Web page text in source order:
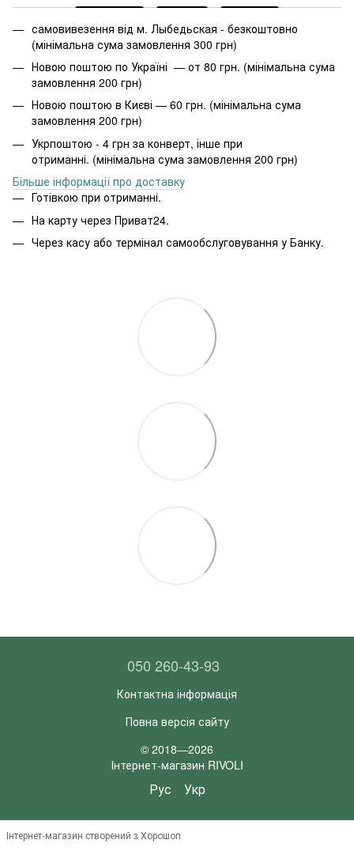
самовивезення від м. Лыбедьская - безкоштовно
(мінімальна сума замовлення 300 грн)
Новою поштою по Україні — от 80 грн. (мінімальна сума
замовлення 200 грн)
Новою поштою в Києві — 60 грн. (мінімальна сума
замовлення 200 грн)
Укрпоштою - 4 грн за конверт, інше при
отриманні. (мінімальна сума замовлення 200 грн)
Більше інформації про доставку
Готівкою при отриманні.
На карту через Приват24.
Через касу або термінал самообслуговування у Банку.
050 260-43-93
Контактна інформація
Повна версія сайту
© 2018—2026
Інтернет-магазин RIVOLI
Рус Укр
Інтернет-магазин створений з Хорошоп